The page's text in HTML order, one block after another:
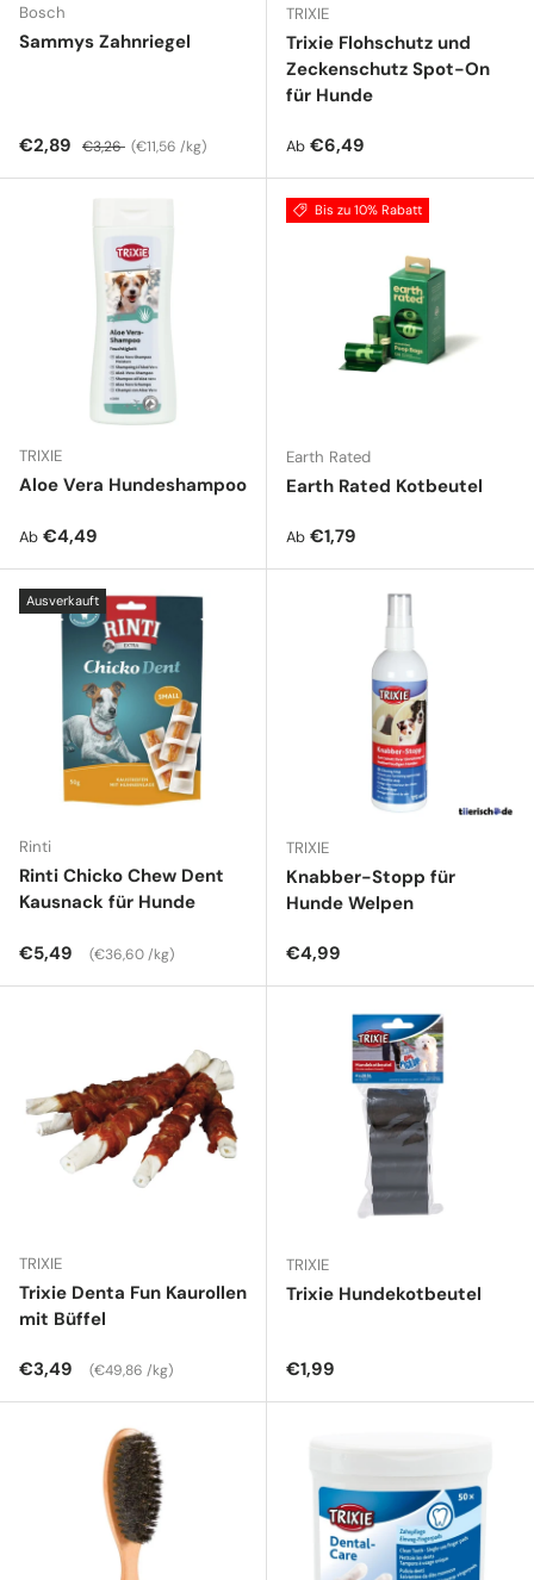
Bosch
Sammys Zahnriegel
Verkaufspreis
€2,89 Normaler Preis
€3,26 Grundpreis
€11,56 /kg
TRIXIE
Trixie Flohschutz und
Zeckenschutz Spot-On
für Hunde
Normaler Preis
Ab €6,49
TRIXIE
Aloe Vera Hundeshampoo
Normaler Preis
Ab €4,49
Bis zu 10% Rabatt
Earth Rated
Earth Rated Kotbeutel
Normaler Preis
Ab €1,79
Ausverkauft
Rinti
Rinti Chicko Chew Dent
Kausnack für Hunde
Normaler Preis
€5,49 Grundpreis
€36,60 /kg
TRIXIE
Knabber-Stopp für
Hunde Welpen
Normaler Preis
€4,99
TRIXIE
Trixie Denta Fun Kaurollen
mit Büffel
Normaler Preis
€3,49 Grundpreis
€49,86 /kg
TRIXIE
Trixie Hundekotbeutel
Normaler Preis
€1,99